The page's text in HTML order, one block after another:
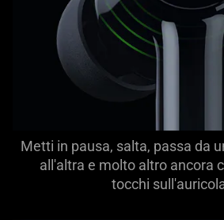
Metti in pausa, salta, passa da
all'altra e molto altro ancora
tocchi